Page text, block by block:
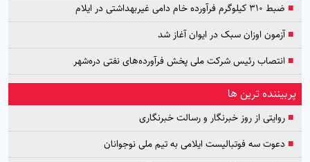
■ ضبط ۳۱۰ کیلوگرم فرآورده خام دامی غیربهداشتی در ایلام
■آزمون اوزان سبک در ایوان آغاز شد
■ انتصاب رئیس شرکت ملی پخش فرآورده‌های نفتی دره‌شهر
پربیننده ترین ها
■روایتی از روز خبرنگار و رسالت خبرنگاری
■دعوت سه فوتبالیست ایلامی به تیم ملی نوجوانان